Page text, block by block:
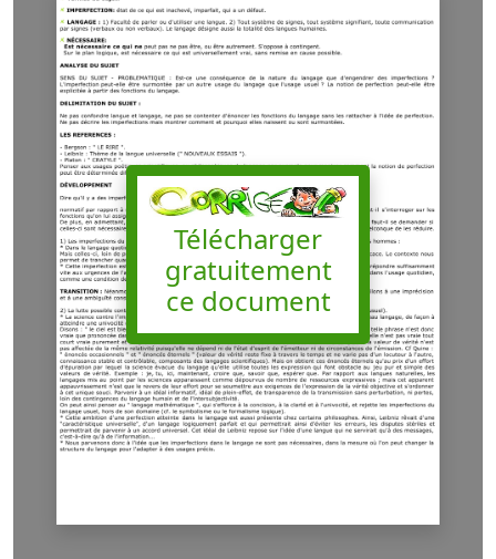
Télécharger
gratuitement
ce document